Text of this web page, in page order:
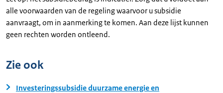
alle voorwaarden van de regeling waarvoor u subsidie
aanvraagt, om in aanmerking te komen. Aan deze lijst kunnen
geen rechten worden ontleend.
Zie ook
Investeringssubsidie duurzame energie en